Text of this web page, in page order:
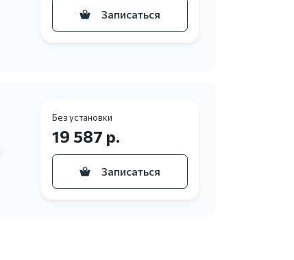
Записаться
Без установки
19 587 р.
Записаться